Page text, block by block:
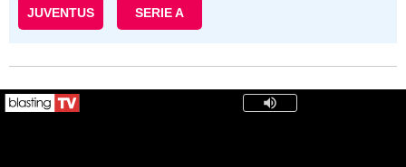
JUVENTUS SERIE A